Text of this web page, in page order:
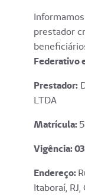
prestador
Federativo
Prestador:
LTDA
Matrícula:
Vigência: 03
Endereço:
Itaboraí,